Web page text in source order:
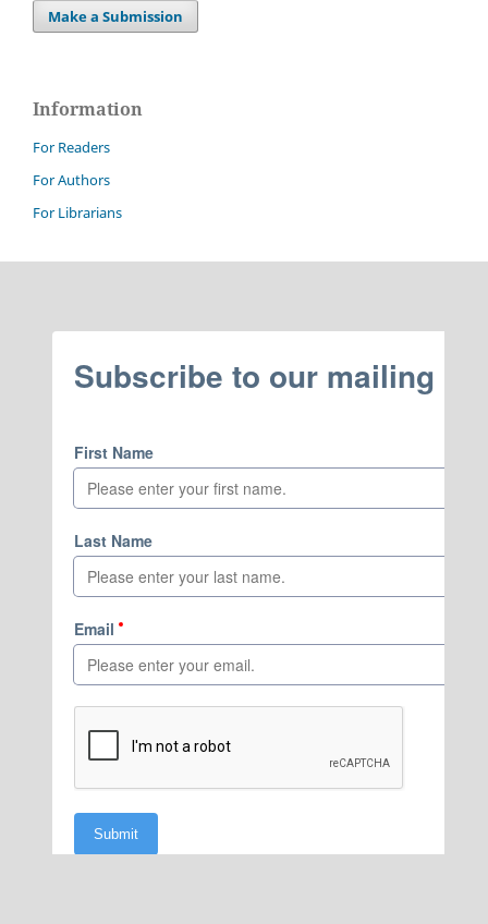
Make a Submission
Information
For Readers
For Authors
For Librarians